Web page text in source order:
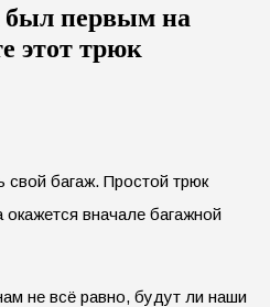
первым на
этот трюк
багаж. Простой трюк
окажется вначале багажной
не всё равно, будут ли наши